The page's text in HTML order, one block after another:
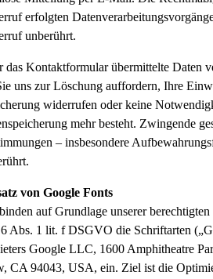
erfolgten
unberührt.
das Kontaktformular übermittelte Daten
uns zur Löschung auffordern, Ihre
widerrufen oder keine
mehr besteht. Zwingende
– insbesondere
von Google Fonts
auf Grundlage unserer berechtigten
Abs. 1 lit. f DSGVO die Schriftarten
Google LLC, 1600 Amphitheatre
CA 94043, USA, ein. Ziel ist die